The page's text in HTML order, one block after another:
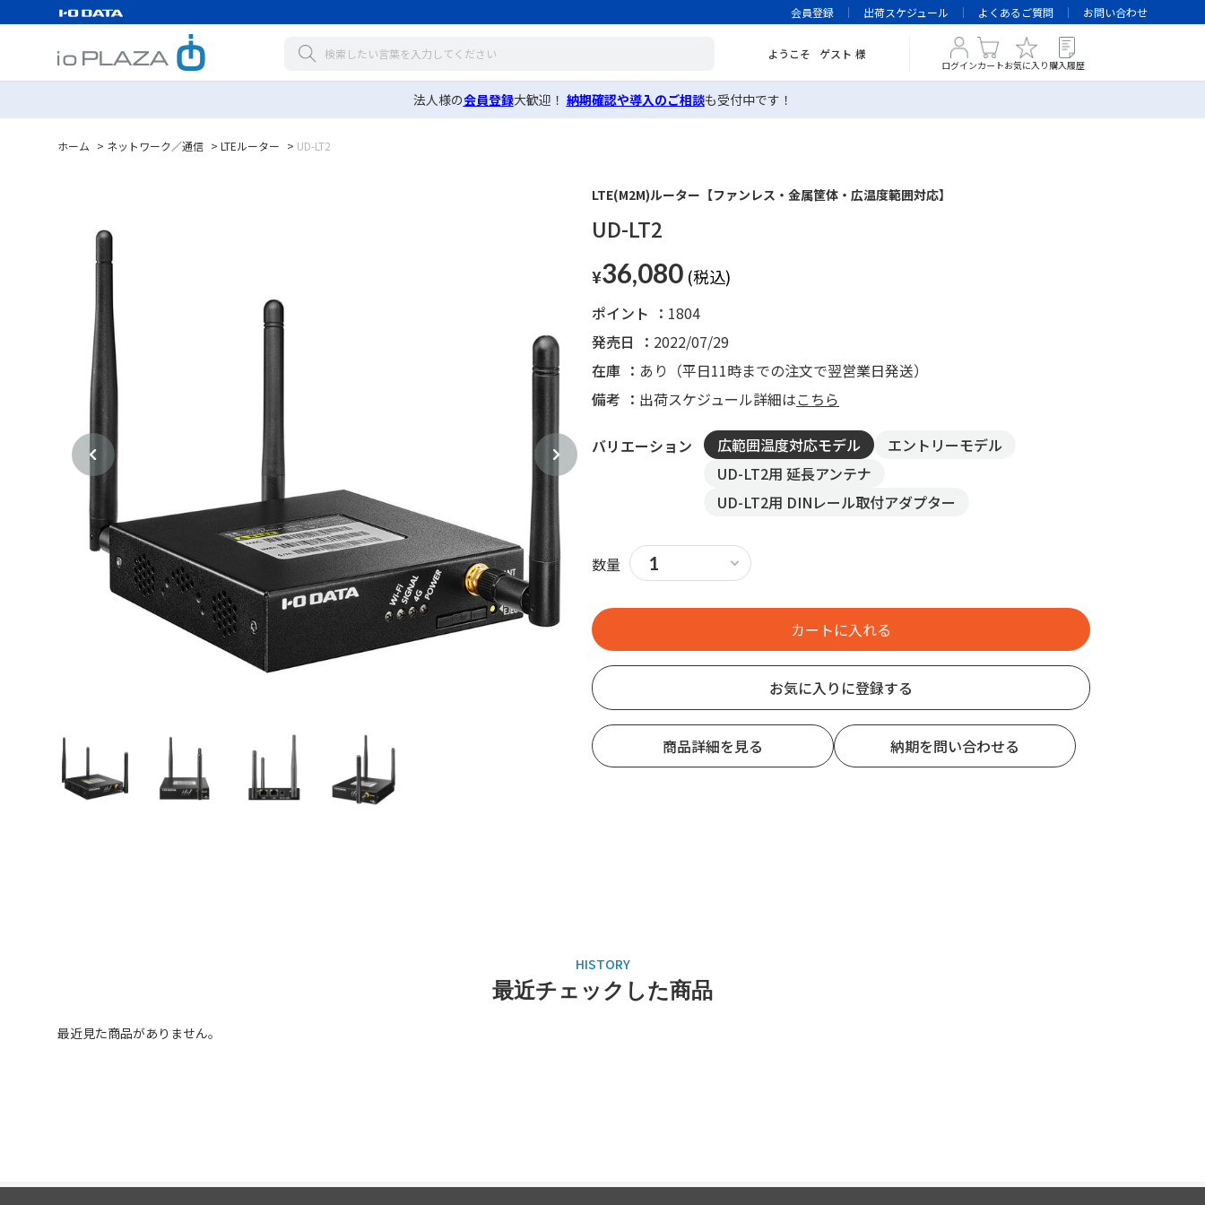
会員登録 出荷スケジュール よくあるご質問 お問い合わせ
ようこそ ゲスト 様
ログインカートお気に入り 購入履歴
法人様の会員登録大歓迎！ 納期確認や導入のご相談も受付中です！
ホーム > ネットワーク／通信 > LTEルーター > UD-LT2
LTE(M2M)ルーター【ファンレス・金属筐体・広温度範囲対応】
UD-LT2
¥36,080
発売日 2022/07/29
ポイント 1804
在庫
あり（平日11時までの注文で翌営業日発送）
備考
出荷スケジュール詳細はこちら
広範囲温度対応モデル
エントリーモデル
UD-LT2用 延長アンテナ
UD-LT2用 DINレール取付アダプター
数量
お気に入りに登録する
商品詳細を見る 納期を問い合わせる
最近チェックした商品
最近見た商品がありません。